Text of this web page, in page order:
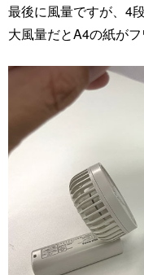
最後に風量ですが、4
大風量だとA4の紙がフ